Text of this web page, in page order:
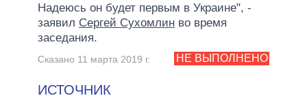
Надеюсь он будет первым в Украине", -
заявил Сергей Сухомлин во время
заседания.
НЕ ВЫПОЛНЕНО
Сказано 11 марта 2019 г.
ИСТОЧНИК